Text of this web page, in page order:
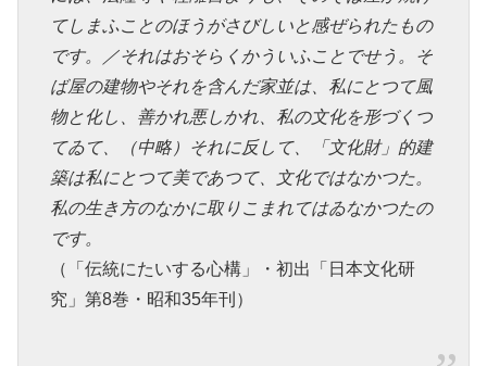
てしまふことのほうがさびしいと感ぜられたもの
です。／それはおそらくかういふことでせう。そ
ば屋の建物やそれを含んだ家並は、私にとつて風
物と化し、善かれ悪しかれ、私の文化を形づくつ
てゐて、（中略）それに反して、「文化財」的建
築は私にとつて美であつて、文化ではなかつた。
私の生き方のなかに取りこまれてはゐなかつたの
です。
（「伝統にたいする心構」・初出「日本文化研
究」第8巻・昭和35年刊）